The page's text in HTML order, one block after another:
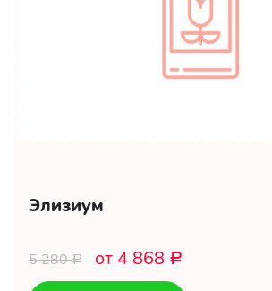
Элизиум
5 280Р от 4 868 Р